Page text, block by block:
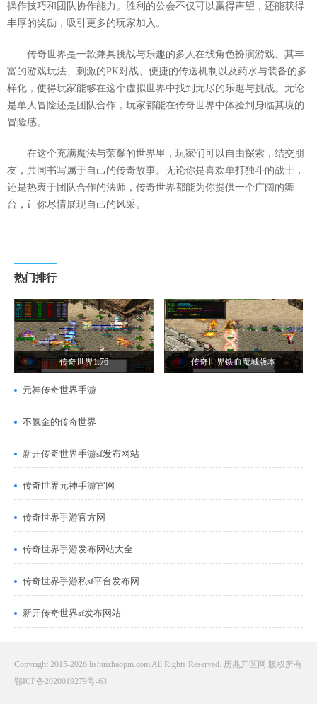
操作技巧和团队协作能力。胜利的公会不仅可以赢得声望，还能获得
丰厚的奖励，吸引更多的玩家加入。
传奇世界是一款兼具挑战与乐趣的多人在线角色扮演游戏。其丰
富的游戏玩法、刺激的PK对战、便捷的传送机制以及药水与装备的多
样化，使得玩家能够在这个虚拟世界中找到无尽的乐趣与挑战。无论
是单人冒险还是团队合作，玩家都能在传奇世界中体验到身临其境的
冒险感。
在这个充满魔法与荣耀的世界里，玩家们可以自由探索，结交朋
友，共同书写属于自己的传奇故事。无论你是喜欢单打独斗的战士，
还是热衷于团队合作的法师，传奇世界都能为你提供一个广阔的舞
台，让你尽情展现自己的风采。
热门排行
传奇世界1.76 传奇世界铁血魔城版本
元神传奇世界手游
不氪金的传奇世界
新开传奇世界手游sf发布网站
传奇世界元神手游官网
传奇世界手游官方网
传奇世界手游发布网站大全
传奇世界手游私sf平台发布网
新开传奇世界sf发布网站
Copyright 2015-2026 lishuizhaopin.com All Rights Reserved. 历兆开区网 版权所有
鄂ICP备2020019279号-63